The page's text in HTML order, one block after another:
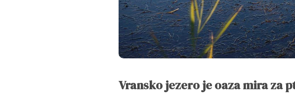
Vransko jezero je oaza mira za